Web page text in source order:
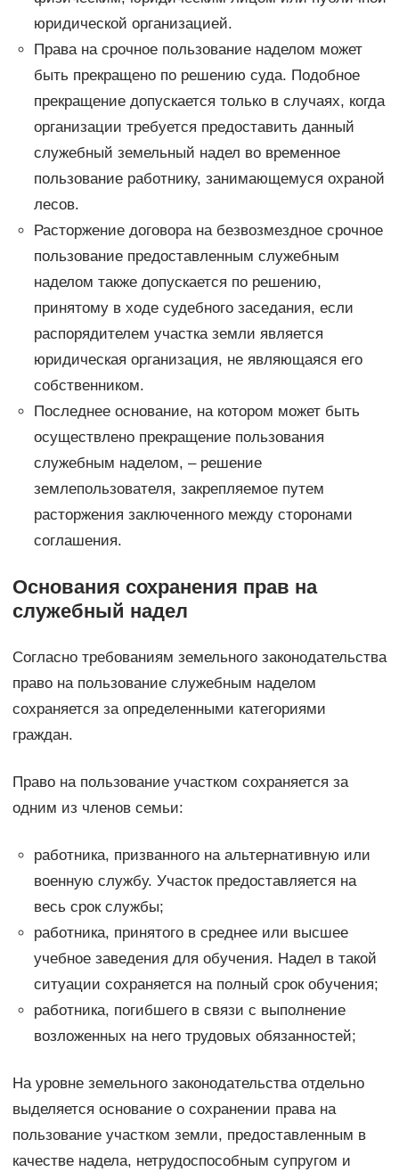
юридической организацией.
Права на срочное пользование наделом может
быть прекращено по решению суда. Подобное
прекращение допускается только в случаях, когда
организации требуется предоставить данный
служебный земельный надел во временное
пользование работнику, занимающемуся охраной
лесов.
Расторжение договора на безвозмездное срочное
пользование предоставленным служебным
наделом также допускается по решению,
принятому в ходе судебного заседания, если
распорядителем участка земли является
юридическая организация, не являющаяся его
собственником.
Последнее основание, на котором может быть
осуществлено прекращение пользования
служебным наделом, – решение
землепользователя, закрепляемое путем
расторжения заключенного между сторонами
соглашения.
Основания сохранения прав на
служебный надел
Согласно требованиям земельного законодательства
право на пользование служебным наделом
сохраняется за определенными категориями
граждан.
Право на пользование участком сохраняется за
одним из членов семьи:
работника, призванного на альтернативную или
военную службу. Участок предоставляется на
весь срок службы;
работника, принятого в среднее или высшее
учебное заведения для обучения. Надел в такой
ситуации сохраняется на полный срок обучения;
работника, погибшего в связи с выполнение
возложенных на него трудовых обязанностей;
На уровне земельного законодательства отдельно
выделяется основание о сохранении права на
пользование участком земли, предоставленным в
качестве надела, нетрудоспособным супругом и